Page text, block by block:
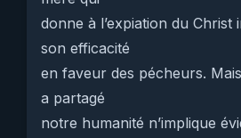
donne à l’expiation du Christ
son efficacité
en faveur des pécheurs.
a partagé
notre humanité n’implique